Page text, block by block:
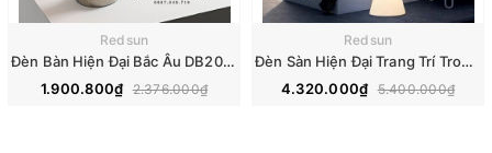
Redsun
Đèn Bàn Hiện Đại Bắc Âu DB2097
1.900.800₫ 2.376.000₫
Redsun
Đèn Sàn Hiện Đại Trang Trí Trong Nhà, Sân Vườn Cảnh Quan Ngoài Trời Phong Cách Italia DS2049
4.320.000₫ 5.400.000₫